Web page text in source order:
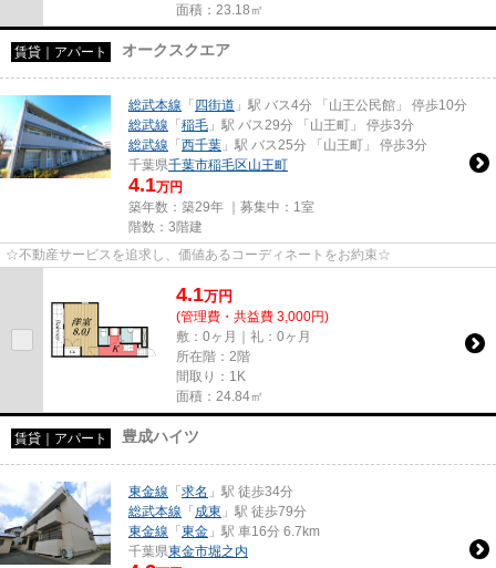
面積：23.18㎡
賃貸｜アパート オークスクエア
総武本線 「四街道 」駅 バス4分 「山王公民館」 停歩10分
総武線 「稲毛 」駅 バス29分 「山王町」 停歩3分
総武線 「西千葉 」駅 バス25分 「山王町」 停歩3分
千葉県千葉市稲毛区山王町
4.1万円
築年数：築29年 ｜募集中： 1室
階数：3階建
☆不動産サービスを追求し、価値あるコーディネートをお約束☆
4.1万円
(管理費・共益費 3,000円)
敷：0ヶ月｜礼：0ヶ月
所在階：2階
間取り：1K
面積：24.84㎡
賃貸｜アパート 豊成ハイツ
東金線 「求名 」駅 徒歩34分
総武本線 「成東 」駅 徒歩79分
東金線 「東金 」駅 車16分 6.7km
千葉県東金市堀之内